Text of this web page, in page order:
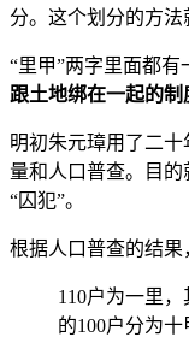
分。这个划分的方法
“里甲”两字里面都有
跟土地绑在一起的制
明初朱元璋用了二
量和人口普查。目
“囚犯”。
根据人口普查的结果
110户为一里
的100户分为